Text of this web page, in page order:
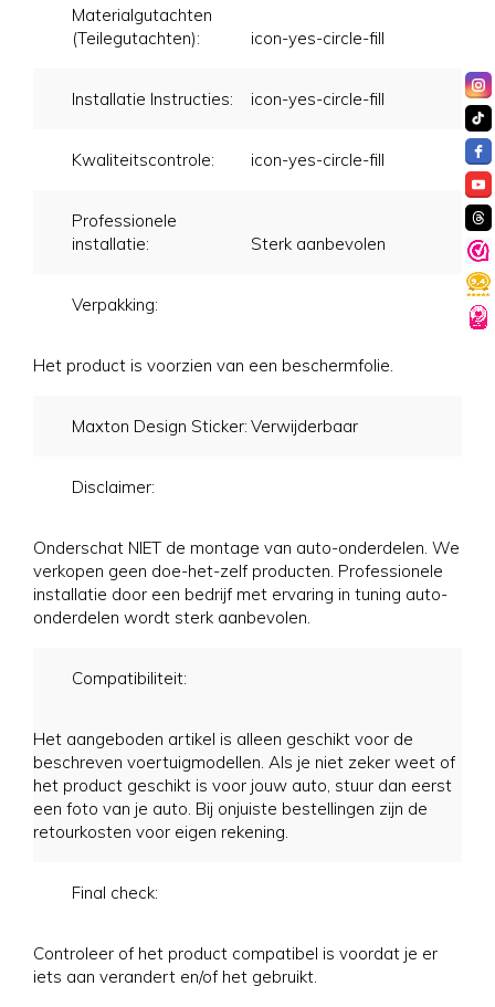
Materialgutachten
(Teilegutachten):
icon-yes-circle-fill
Installatie Instructies: icon-yes-circle-fill
Kwaliteitscontrole: icon-yes-circle-fill
Professionele
installatie:
Sterk aanbevolen
Verpakking:
Het product is voorzien van een beschermfolie.
Maxton Design Sticker: Verwijderbaar
Disclaimer:
Onderschat NIET de montage van auto-onderdelen. We
verkopen geen doe-het-zelf producten. Professionele
installatie door een bedrijf met ervaring in tuning auto-
onderdelen wordt sterk aanbevolen.
Compatibiliteit:
Het aangeboden artikel is alleen geschikt voor de
beschreven voertuigmodellen. Als je niet zeker weet of
het product geschikt is voor jouw auto, stuur dan eerst
een foto van je auto. Bij onjuiste bestellingen zijn de
retourkosten voor eigen rekening.
Final check:
Controleer of het product compatibel is voordat je er
iets aan verandert en/of het gebruikt.